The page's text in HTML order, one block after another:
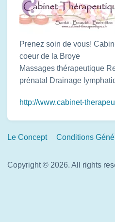
Prenez soin de vous!
coeur de la Broye
Massages thérapeutique
prénatal Drainage
http://www.cabinet-
Footer
Le Concept Conditions
Copyright © 2026. All rights